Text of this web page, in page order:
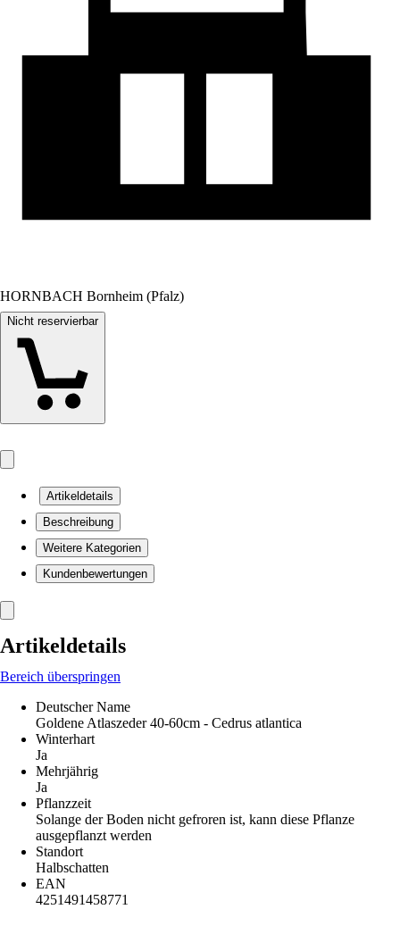
HORNBACH Bornheim (Pfalz)
Nicht reservierbar
Artikeldetails
Beschreibung
Weitere Kategorien
Kundenbewertungen
Artikeldetails
Bereich überspringen
Deutscher Name
Goldene Atlaszeder 40-60cm - Cedrus atlantica
Winterhart
Ja
Mehrjährig
Ja
Pflanzzeit
Solange der Boden nicht gefroren ist, kann diese Pflanze
ausgepflanzt werden
Standort
Halbschatten
EAN
4251491458771